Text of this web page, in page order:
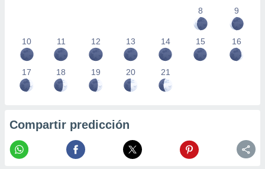
8
9
10 11 12 13 14 15 16
17 18 19 20 21
Compartir predicción